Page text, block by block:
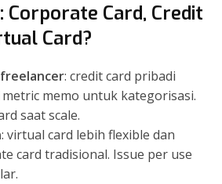
Corporate Card, Credit
Card?
: credit card pribadi
memo untuk kategorisasi.
saat scale.
: virtual card lebih flexible dan
card tradisional. Issue per use